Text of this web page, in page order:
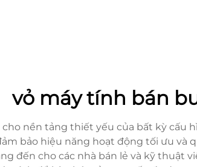
vỏ máy tính bán
nền tảng thiết yếu của bất kỳ cấu
bảo hiệu năng hoạt động tối ưu và
đến cho các nhà bán lẻ và kỹ thuật